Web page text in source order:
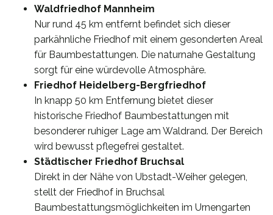
Waldfriedhof Mannheim
Nur rund 45 km entfernt befindet sich dieser
parkähnliche Friedhof mit einem gesonderten Areal
für Baumbestattungen. Die naturnahe Gestaltung
sorgt für eine würdevolle Atmosphäre.
Friedhof Heidelberg-Bergfriedhof
In knapp 50 km Entfernung bietet dieser
historische Friedhof Baumbestattungen mit
besonderer ruhiger Lage am Waldrand. Der Bereich
wird bewusst pflegefrei gestaltet.
Städtischer Friedhof Bruchsal
Direkt in der Nähe von Ubstadt-Weiher gelegen,
stellt der Friedhof in Bruchsal
Baumbestattungsmöglichkeiten im Urnengarten